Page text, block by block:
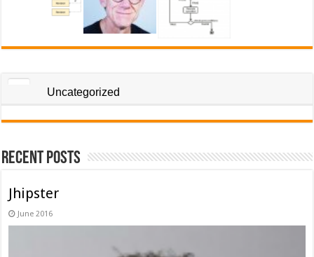
Uncategorized
Recent Posts
Jhipster
June 2016